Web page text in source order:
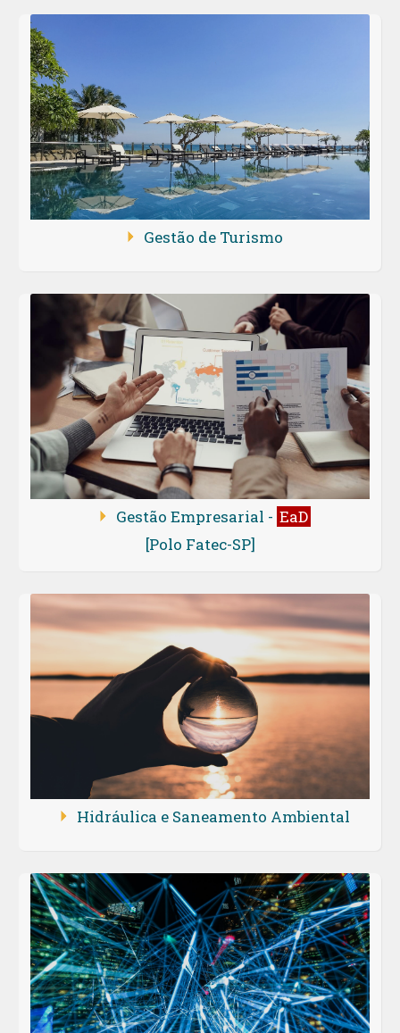
Gestão de Turismo
Gestão Empresarial - EaD
[Polo Fatec-SP]
Hidráulica e Saneamento Ambiental